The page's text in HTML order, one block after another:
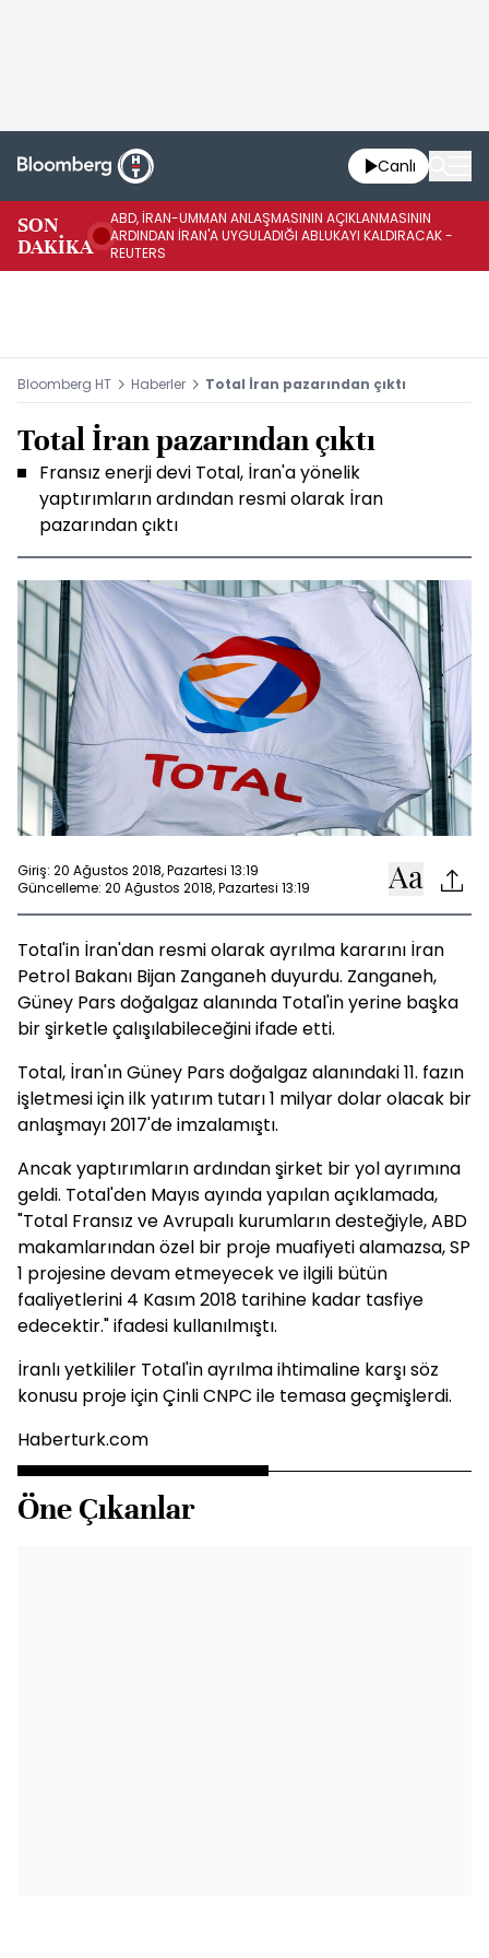
Canlı
SON
DAKİKA
ABD, İRAN-UMMAN ANLAŞMASININ AÇIKLANMASININ
ARDINDAN İRAN'A UYGULADIĞI ABLUKAYI KALDIRACAK -
REUTERS
Bloomberg HT Haberler Total İran pazarından çıktı
Total İran pazarından çıktı
Fransız enerji devi Total, İran'a yönelik
yaptırımların ardından resmi olarak İran
pazarından çıktı
Giriş: 20 Ağustos 2018, Pazartesi 13:19
Güncelleme: 20 Ağustos 2018, Pazartesi 13:19
Total'in İran'dan resmi olarak ayrılma kararını İran
Petrol Bakanı Bijan Zanganeh duyurdu. Zanganeh,
Güney Pars doğalgaz alanında Total'in yerine başka
bir şirketle çalışılabileceğini ifade etti.
Total, İran'ın Güney Pars doğalgaz alanındaki 11. fazın
işletmesi için ilk yatırım tutarı 1 milyar dolar olacak bir
anlaşmayı 2017'de imzalamıştı.
Ancak yaptırımların ardından şirket bir yol ayrımına
geldi. Total'den Mayıs ayında yapılan açıklamada,
"Total Fransız ve Avrupalı kurumların desteğiyle, ABD
makamlarından özel bir proje muafiyeti alamazsa, SP
1 projesine devam etmeyecek ve ilgili bütün
faaliyetlerini 4 Kasım 2018 tarihine kadar tasfiye
edecektir." ifadesi kullanılmıştı.
İranlı yetkililer Total'in ayrılma ihtimaline karşı söz
konusu proje için Çinli CNPC ile temasa geçmişlerdi.
Haberturk.com
Öne Çıkanlar